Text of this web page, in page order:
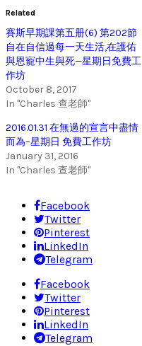
Related
賽斯早期課第五册(6) 第202節
自在自信過每一天生活,在護佑
與恩寵中生與死—星期日免費工
作坊
October 8, 2017
In "Charles 查老師"
2016.01.31 在無過的宣言中盡情
而為–星期日 免費工作坊
January 31, 2016
In "Charles 查老師"
Facebook
Twitter
Pinterest
LinkedIn
Telegram
Facebook
Twitter
Pinterest
LinkedIn
Telegram